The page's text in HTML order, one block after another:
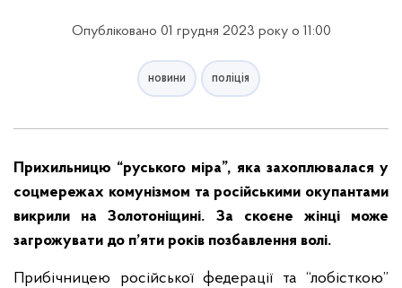
Опубліковано 01 грудня 2023 року о 11:00
новини поліція
Прихильницю “руського міра”, яка захоплювалася у
соцмережах комунізмом та російськими окупантами
викрили на Золотоніщині. За скоєне жінці може
загрожувати до п’яти років позбавлення волі.
Прибічницею російської федерації та “лобісткою”